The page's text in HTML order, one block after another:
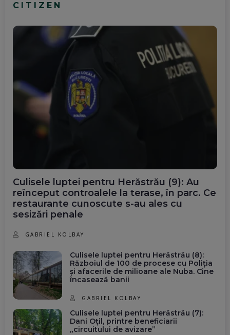
CITIZEN
Culisele luptei pentru Herăstrău (9): Au
reînceput controalele la terase, în parc. Ce
restaurante cunoscute s-au ales cu
sesizări penale
GABRIEL KOLBAY
Culisele luptei pentru Herăstrău (8):
Războiul de 100 de procese cu Poliția
și afacerile de milioane ale Nuba. Cine
încasează banii
GABRIEL KOLBAY
Culisele luptei pentru Herăstrău (7):
Dani Oțil, printre beneficiarii
„circuitului de avizare”